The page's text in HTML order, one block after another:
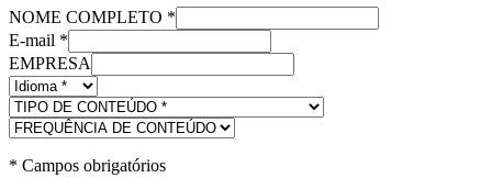
NOME COMPLETO *
E-mail *
EMPRESA
* Campos obrigatórios